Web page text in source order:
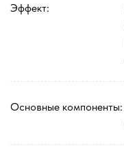
Эффект:
Основные компоненты: